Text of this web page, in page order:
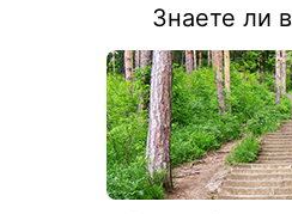
Знаете ли